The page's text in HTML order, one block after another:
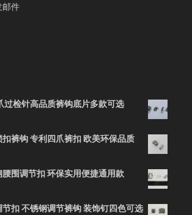
邮件
过检针高品质裤钩底片多款可选
扣裤钩 专利四爪裤扣 欧美环保品质
腰围调节扣 环保实用便捷通用款
节扣 不锈钢调节裤钩 装饰钉四色可选